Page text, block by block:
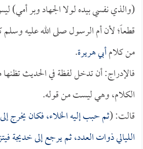
(والذي نفسي بيده لولا الجهاد وبر أمي)
قطعاً؛ لأن أم الرسول صلى الله عليه
من كلامأبي هريرة.
فالإدراج: أن تدخل لفظة في الحديث
الكلام، وهي ليست من قوله.
قالت: (ثم حبب إليه الخلاء، فكان يخرج
الليالي ذوات العدد، ثم يرجع إلىخديجة